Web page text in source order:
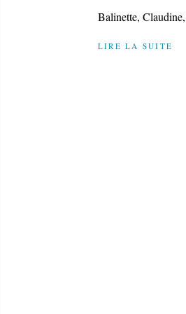
Balinette,
LIRE LA SUITE